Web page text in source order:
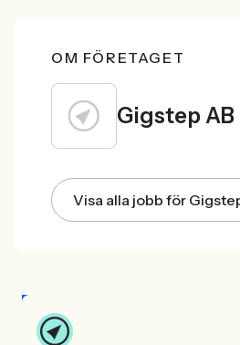
OM FÖRETAGET
Gigstep AB
Visa alla jobb för